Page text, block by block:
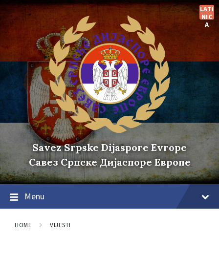
Skip
to
content
Skip
to
main
navigation
Skip
to
footer
LATI
NIC
A
Savez Srpske Dijaspore Evrope
Савез Српске Дијаспоре Европе
Menu
HOME VIJESTI